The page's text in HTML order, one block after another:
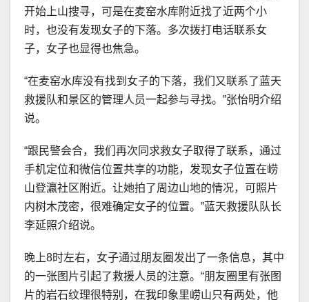
开始上山搜寻，可是在麦窑水库附近找了近两个小
时，也没有发现女子的下落。多次拨打电话联系女
子，女子也显得也焦急。
“在麦窑水库没有找到女子的下落，我们又联系了蓝天
救援队和景区的管理人员一起参与寻找。”张怡明介绍
说。
“跟民警会合，我们再次同求救女子取得了联系，通过
手机定位和微信位置共享的功能，发现女子位置在崂
山登瀛社区附近。让她拍了周边山地的情况，可照片
内树木茂密，很难确定女子的位置。”蓝天救援队队长
李延照介绍说。
晚上8时左右，女子通过朋友圈发出了一条信息，其中
的一张图片引起了救援人员的注意。“朋友圈里有张图
片的岩石纹理很特别，在我印象里崂山只有两处，他